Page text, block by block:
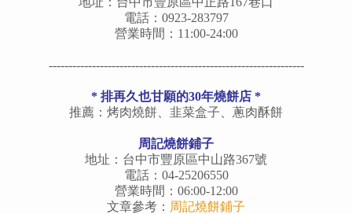
電話：0923-283797
營業時間：11:00-24:00
-----------------------------------------------------------------
* 排再久也甘願的30年燒餅店 *
推薦：烤肉燒餅、韭菜盒子、蔥肉酥餅
周記燒餅鋪子
地址：台中市豐原區中山路367號
電話：04-25206550
營業時間：06:00-12:00
文章參考： 周記燒餅鋪子